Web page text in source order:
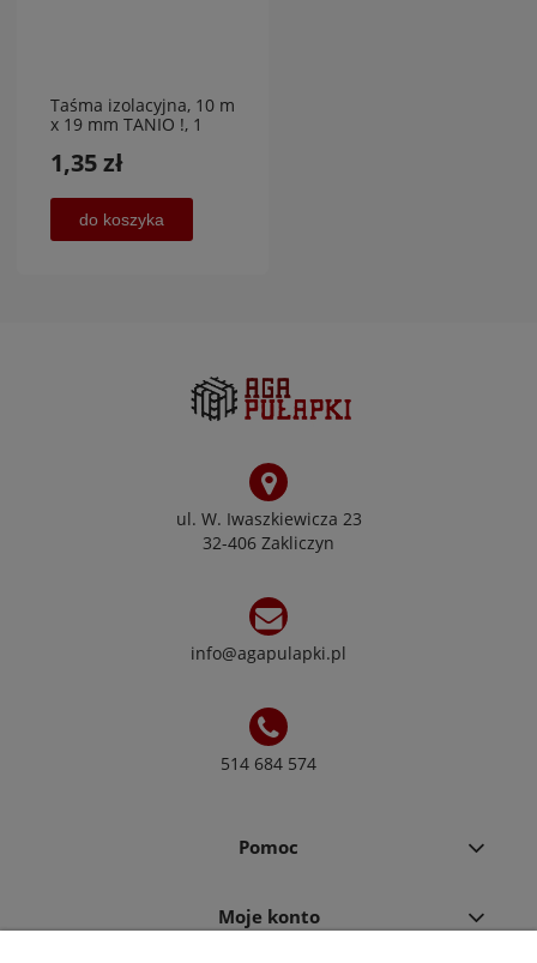
Taśma izolacyjna, 10 m
x 19 mm TANIO !, 1
1,35 zł
do koszyka
ul. W. Iwaszkiewicza 23
32-406 Zakliczyn
info@agapulapki.pl
514 684 574
Pomoc
Moje konto